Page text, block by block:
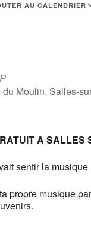
AU CALENDRIER
Moulin, Salles-
A SALLES
sentir la musique
propre musique